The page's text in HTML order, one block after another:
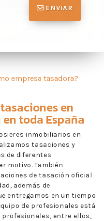
ENVIAR
empresa tasadora?
tasaciones en
toda España
inmobiliarios en
tasaciones y
de diferentes
motivo. También
de tasación oficial
además de
entregamos en un tiempo
de profesionales está
entre ellos,